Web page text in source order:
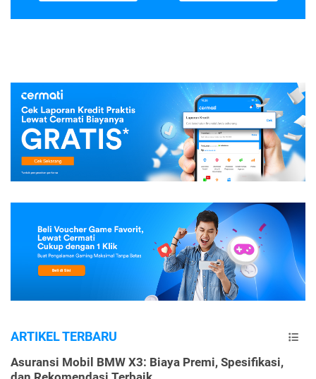
ARTIKEL TERBARU
Asuransi Mobil BMW X3: Biaya Premi, Spesifikasi,